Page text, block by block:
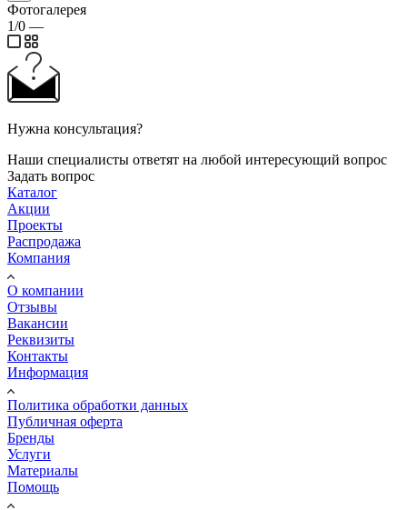
Фотогалерея
1/0 —
Нужна консультация?
Наши специалисты ответят на любой интересующий вопрос
Задать вопрос
Каталог
Акции
Проекты
Распродажа
Компания
О компании
Отзывы
Вакансии
Реквизиты
Контакты
Информация
Политика обработки данных
Публичная оферта
Бренды
Услуги
Материалы
Помощь